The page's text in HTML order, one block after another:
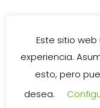
Este sitio
experiencia.
esto, pero
desea.